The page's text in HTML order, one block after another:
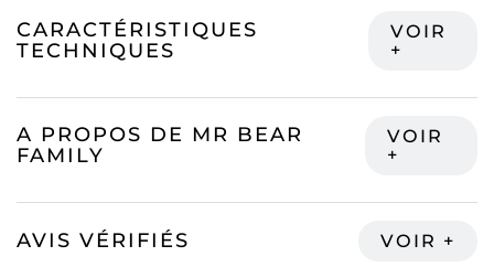
CARACTÉRISTIQUES
TECHNIQUES
A PROPOS DE MR BEAR
FAMILY
AVIS VÉRIFIÉS